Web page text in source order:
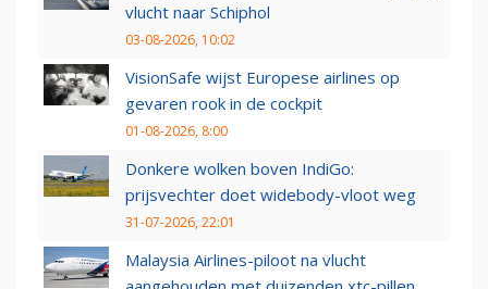
vlucht naar Schiphol
03-08-2026, 10:02
VisionSafe wijst Europese airlines op
gevaren rook in de cockpit
01-08-2026, 8:00
Donkere wolken boven IndiGo:
prijsvechter doet widebody-vloot weg
31-07-2026, 22:01
Malaysia Airlines-piloot na vlucht